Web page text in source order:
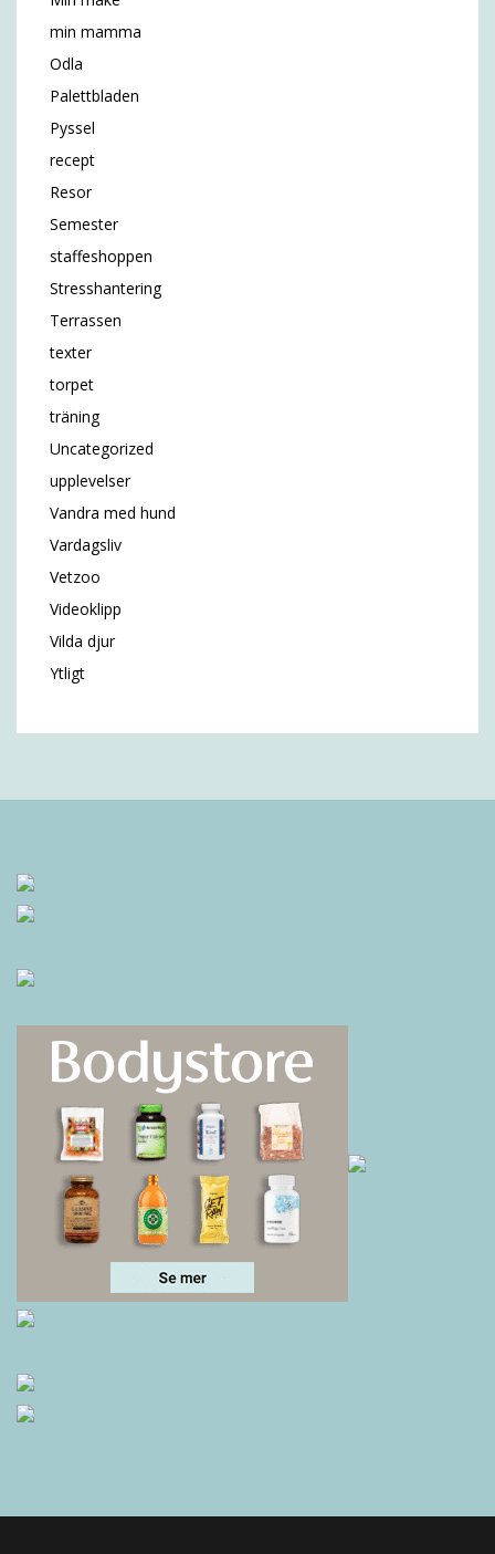
min mamma
Odla
Palettbladen
Pyssel
recept
Resor
Semester
staffeshoppen
Stresshantering
Terrassen
texter
torpet
träning
Uncategorized
upplevelser
Vandra med hund
Vardagsliv
Vetzoo
Videoklipp
Vilda djur
Ytligt